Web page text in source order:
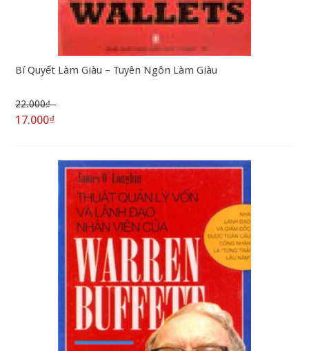
Bí Quyết Làm Giàu – Tuyên Ngôn Làm Giàu
22.000₫
17.000₫